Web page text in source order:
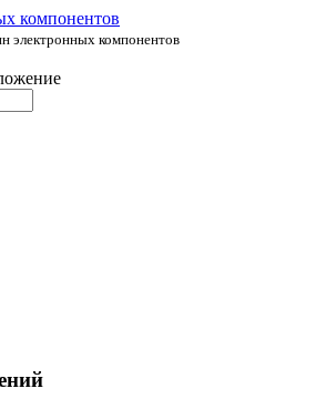
электронных компонентов